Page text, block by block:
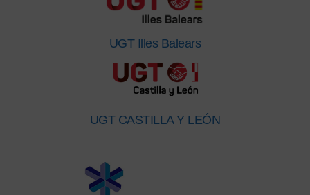
UGT Illes Balears
UGT CASTILLA Y LEÓN